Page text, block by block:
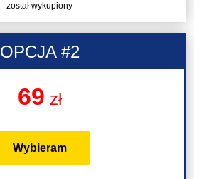
został wykupiony
OPCJA #2
69 zł
Wybieram